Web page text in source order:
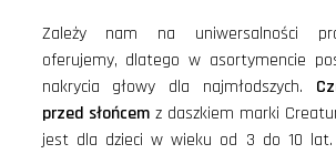
Zależy nam na uniwersalności
oferujemy, dlatego w asortymencie
nakrycia głowy dla najmłodszych.
przed słońcemz daszkiem marki
jest dla dzieci w wieku od 3 do 10 lat.